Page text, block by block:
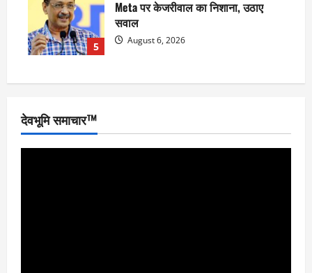
5
Meta पर केजरीवाल का निशाना, उठाए
सवाल
August 6, 2026
देवभूमि समाचार™